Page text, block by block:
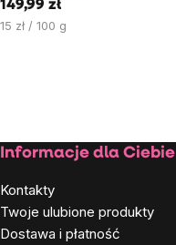
149,99 zł
Cena
15 zł / 100 g
Stopka
Informacje dla Ciebie
Kontakty
Twoje ulubione produkty
Dostawa i płatność